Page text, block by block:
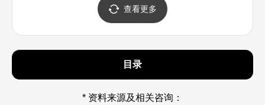
查看更多
目录
* 资料来源及相关咨询：